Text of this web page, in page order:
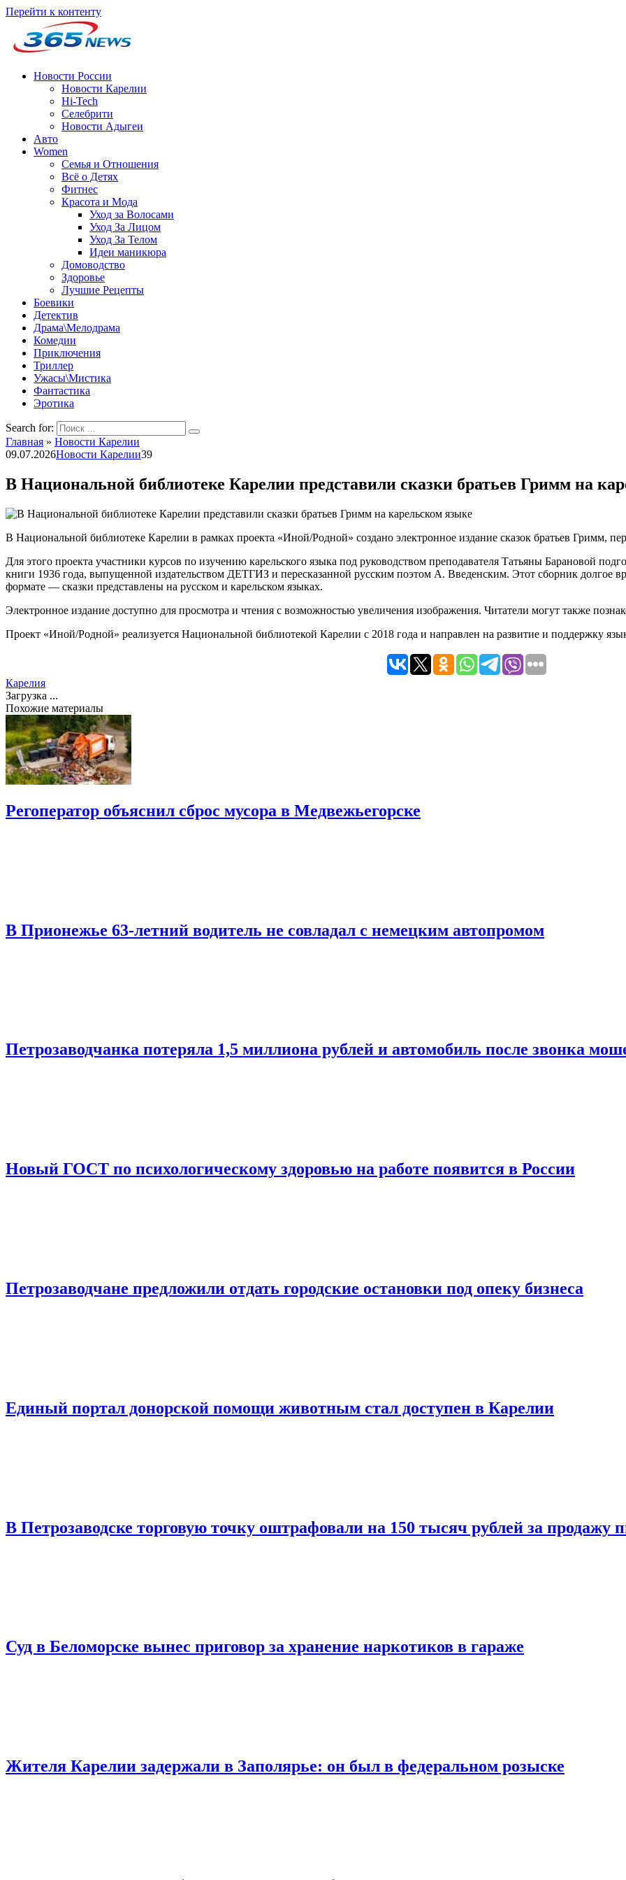
Перейти к контенту
Новости России
Новости Карелии
Hi-Tech
Селебрити
Новости Адыгеи
Авто
Women
Семья и Отношения
Всё о Детях
Фитнес
Красота и Мода
Уход за Волосами
Уход За Лицом
Уход За Телом
Идеи маникюра
Домоводство
Здоровье
Лучшие Рецепты
Боевики
Детектив
Драма\Мелодрама
Комедии
Приключения
Триллер
Ужасы\Мистика
Фантастика
Эротика
Search for:
Главная » Новости Карелии
09.07.2026Новости Карелии39
В Национальной библиотеке Карелии представили сказки братьев Гримм на
В Национальной библиотеке Карелии в рамках проекта «Иной/Родной» создано электронное издание сказок братьев Гримм,
Для этого проекта участники курсов по изучению карельского языка под руководством преподавателя Татьяны Барановой
книги 1936 года, выпущенной издательством ДЕТГИЗ и пересказанной русским поэтом А. Введенским. Этот сборник долгое
формате — сказки представлены на русском и карельском языках.
Электронное издание доступно для просмотра и чтения с возможностью увеличения изображения. Читатели могут также
Проект «Иной/Родной» реализуется Национальной библиотекой Карелии с 2018 года и направлен на развитие и поддержку
Карелия
Загрузка ...
Похожие материалы
Регоператор объяснил сброс мусора в Медвежьегорске
В Прионежье 63-летний водитель не совладал с немецким автопромом
Петрозаводчанка потеряла 1,5 миллиона рублей и автомобиль после звонка
Новый ГОСТ по психологическому здоровью на работе появится в России
Петрозаводчане предложили отдать городские остановки под опеку бизнеса
Единый портал донорской помощи животным стал доступен в Карелии
В Петрозаводске торговую точку оштрафовали на 150 тысяч рублей за продажу
Суд в Беломорске вынес приговор за хранение наркотиков в гараже
Жителя Карелии задержали в Заполярье: он был в федеральном розыске